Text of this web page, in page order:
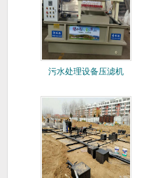
污水处理设备压滤机